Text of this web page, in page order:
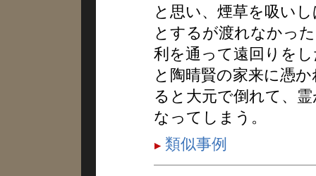
と思い、煙草を吸い
とするが渡れなかっ
利を通って遠回りを
と陶晴賢の家来に憑
ると大元で倒れて、
なってしまう。
類似事例